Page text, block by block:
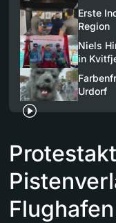
Erste
Region
Niels
in
Urdorf